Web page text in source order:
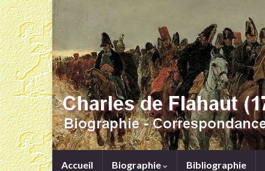
Accueil Biographie Bibliographie